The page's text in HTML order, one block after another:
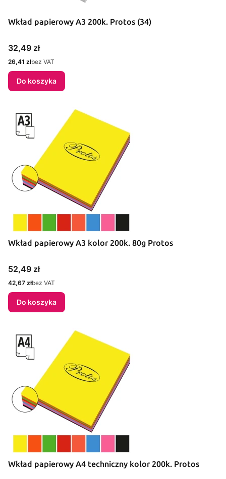
Wkład papierowy A3 200k. Protos (34)
Cena
32,49 zł
Cena
26,41 złbez VAT
Do koszyka
Wkład papierowy A3 kolor 200k. 80g Protos
Cena
52,49 zł
Cena
42,67 złbez VAT
Do koszyka
Wkład papierowy A4 techniczny kolor 200k. Protos